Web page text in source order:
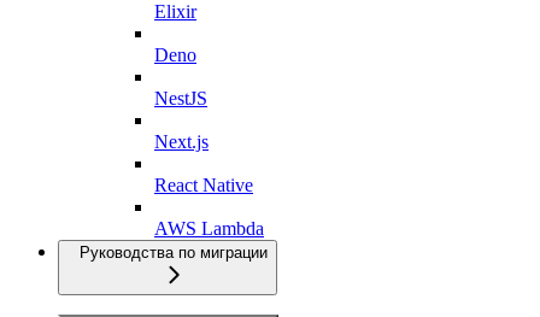
Elixir
Deno
NestJS
Next.js
React Native
AWS Lambda
Руководства по миграции